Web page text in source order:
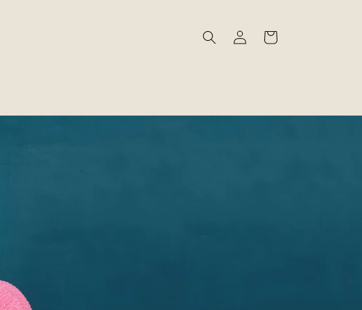
Connexion Panier